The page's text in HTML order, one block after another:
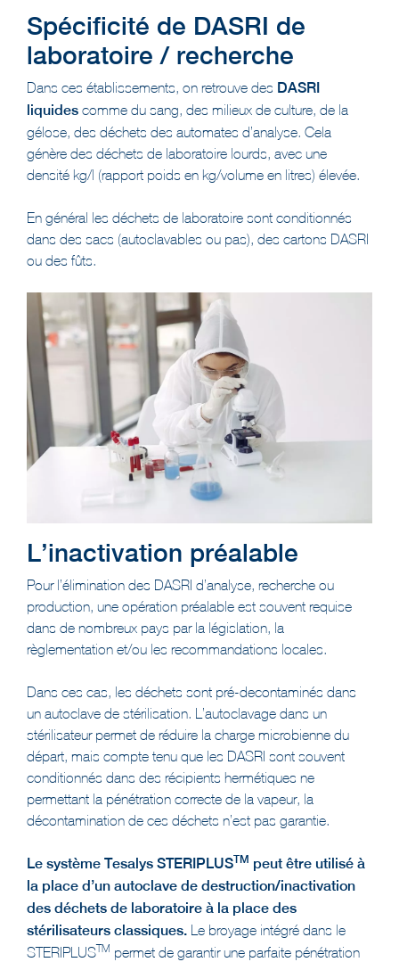
laboratoire / recherche
Dans ces établissements, on retrouve desDASRI
liquides comme du sang, des milieux de culture, de la
gélose, des déchets des automates d’analyse. Cela
génère des déchets de laboratoire lourds, avec une
densité kg/l (rapport poids en kg/volume en litres) élevée.
dans des sacs (autoclavables ou pas), des cartons DASRI
ou des fûts.
L’inactivation préalable
Pour l’élimination des DASRI d’analyse, recherche ou
production, une opération préalable est souvent requise
dans de nombreux pays par la législation, la
règlementation et/ou les recommandations locales.
un autoclave de stérilisation. L’autoclavage dans un
stérilisateur permet de réduire la charge microbienne du
départ, mais compte tenu que les DASRI sont souvent
conditionnés dans des récipients hermétiques ne
permettant la pénétration correcte de la vapeur, la
décontamination de ces déchets n’est pas garantie.
la place d’un autoclave de destruction/inactivation
des déchets de laboratoire à la place des
stérilisateurs classiques.Le broyage intégré dans le
STERIPLUSTM permet de garantir une parfaite pénétration
de la vapeur au cœur des déchets et par conséquent une